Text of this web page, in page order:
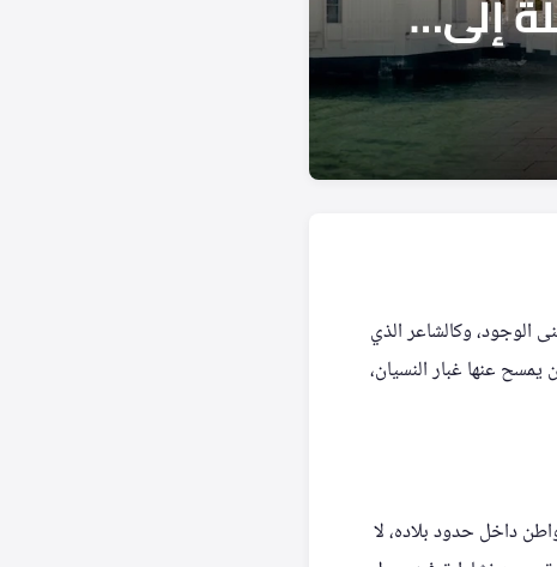
الوجود، وكالشاعر الذي
عنها غبار النسيان،
داخل حدود بلاده، لا